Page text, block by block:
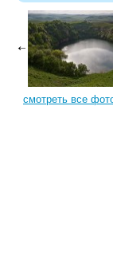
смотреть все